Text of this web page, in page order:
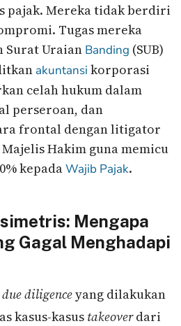
pajak. Mereka tidak berdiri
Tugas mereka
Surat Uraian Banding (SUB)
akuntansi korporasi
celah hukum dalam
perseroan, dan
frontal dengan litigator
Hakim guna memicu
kepadaWajib Pajak.
Mengapa
Gagal Menghadapi
diligenceyang dilakukan
kasus-kasus takeoverdari